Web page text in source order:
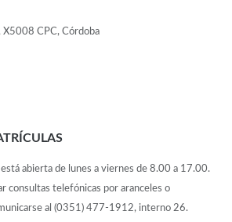
X5008 CPC, Córdoba
está abierta de lunes a viernes de 8.00 a 17.00.
consultas telefónicas por aranceles o
al (0351) 477-1912, interno 26.